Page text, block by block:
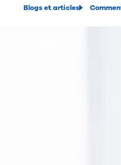
Blogs et articles